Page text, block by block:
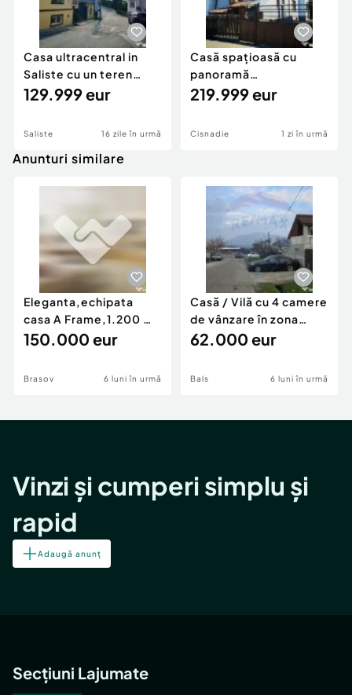
Casa ultracentral in
Saliste cu un teren
generos de 1757 mp
129.999 eur
Saliste 16 zile în urmă
Casă spațioasă cu
panoramă
superbă+garsonieră
219.999 eur
Cisnadie 1 zi în urmă
Anunturi similare
Eleganta,echipata
casa A Frame,1.200 mp
teren,deschidere Pia
150.000 eur
Brasov 6 luni în urmă
Casă / Vilă cu 4 camere
de vânzare în zona
Periferie
62.000 eur
Bals 6 luni în urmă
Vinzi și cumperi simplu și
rapid
Adaugă anunț
Secțiuni Lajumate